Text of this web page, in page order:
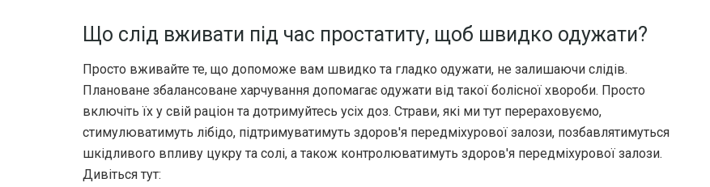
Що слід вживати під час простатиту, щоб швидко одужати?
Просто вживайте те, що допоможе вам швидко та гладко одужати, не залишаючи слідів.
Плановане збалансоване харчування допомагає одужати від такої болісної хвороби. Просто
включіть їх у свій раціон та дотримуйтесь усіх доз. Страви, які ми тут перераховуємо,
стимулюватимуть лібідо, підтримуватимуть здоров'я передміхурової залози, позбавлятимуться
шкідливого впливу цукру та солі, а також контролюватимуть здоров'я передміхурової залози.
Дивіться тут: